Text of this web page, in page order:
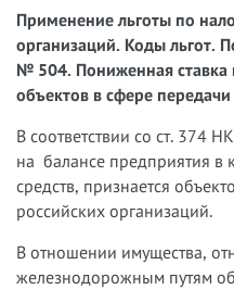
Применение льготы по
организаций. Коды льгот.
№ 504. Пониженная ставка
объектов в сфере передачи
В соответствии со ст. 374
на балансе предприятия в
средств, признается
российских организаций.
В отношении имущества,
железнодорожным путям